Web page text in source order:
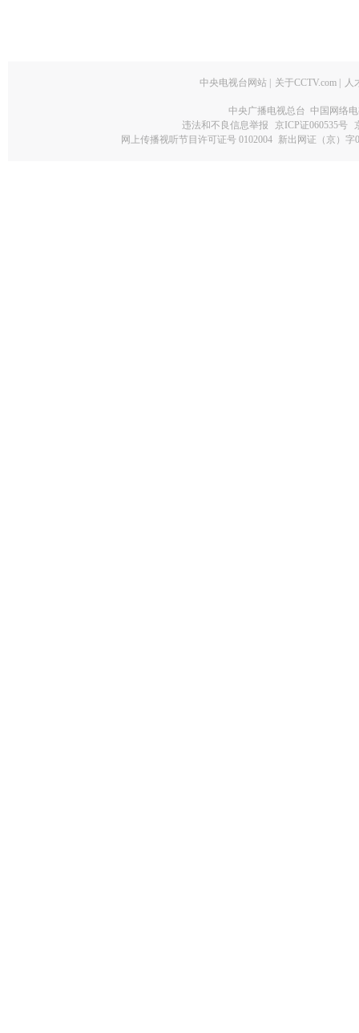
中央电视台网站 关于CCTV.com 人
中央广播电视总台 中国网络
违法和不良信息举报
京ICP证060535号
网上传播视听节目许可证号 0102004 新出网证（京）